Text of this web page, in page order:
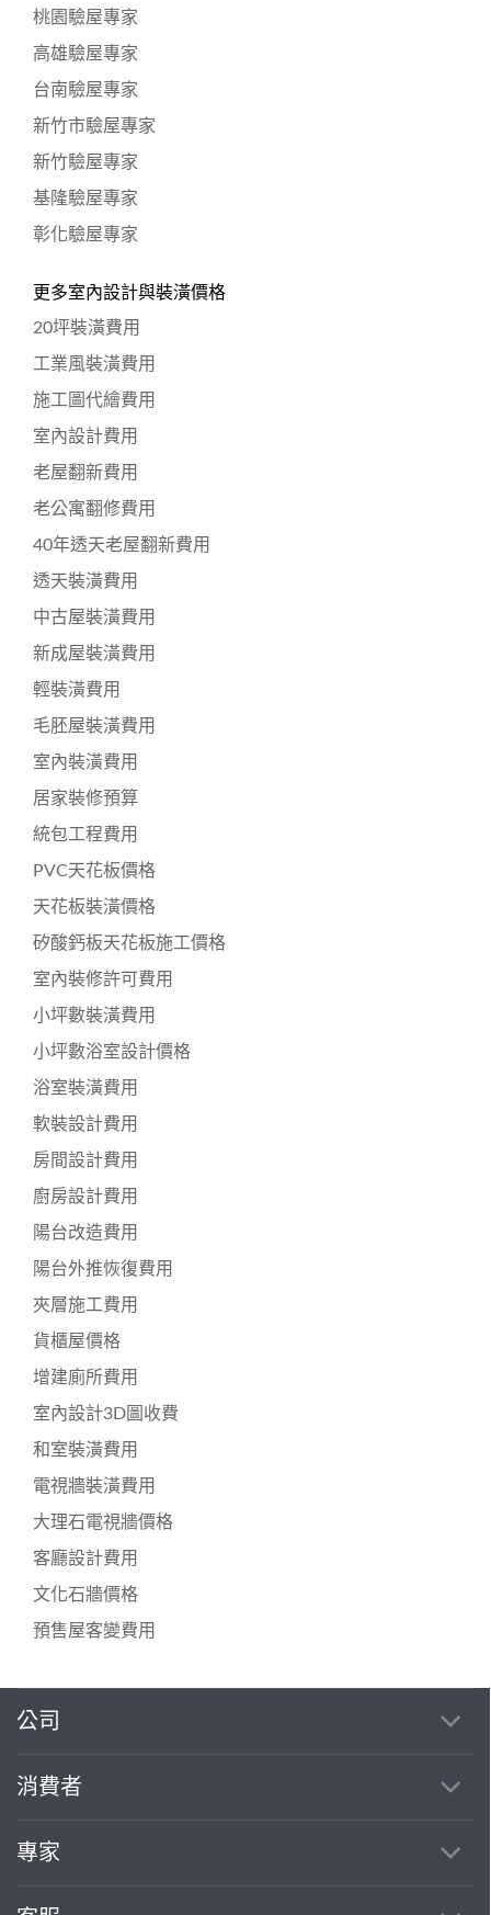
桃園驗屋專家
高雄驗屋專家
台南驗屋專家
新竹市驗屋專家
新竹驗屋專家
基隆驗屋專家
彰化驗屋專家
更多室內設計與裝潢價格
20坪裝潢費用
工業風裝潢費用
施工圖代繪費用
室內設計費用
老屋翻新費用
老公寓翻修費用
40年透天老屋翻新費用
透天裝潢費用
中古屋裝潢費用
新成屋裝潢費用
輕裝潢費用
毛胚屋裝潢費用
室內裝潢費用
居家裝修預算
統包工程費用
PVC天花板價格
天花板裝潢價格
矽酸鈣板天花板施工價格
室內裝修許可費用
小坪數裝潢費用
小坪數浴室設計價格
浴室裝潢費用
軟裝設計費用
房間設計費用
廚房設計費用
陽台改造費用
陽台外推恢復費用
夾層施工費用
貨櫃屋價格
增建廁所費用
室內設計3D圖收費
和室裝潢費用
電視牆裝潢費用
大理石電視牆價格
客廳設計費用
文化石牆價格
預售屋客變費用
公司
消費者
專家